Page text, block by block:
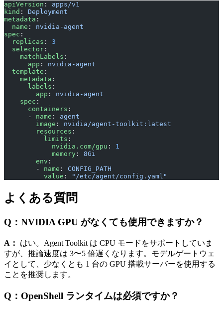
apiVersion : apps/v1
kind : Deployment
metadata :
  name
: nvidia-agent
spec :
  replicas
: 3
  selector
:
    matchLabels
:
      app
: nvidia-agent
  template
:
    metadata
:
      labels
:
        app
: nvidia-agent
    spec
:
      containers
:
      -
name : agent
        image
: nvidia/agent-toolkit:latest
        resources
:
          limits
:
            nvidia.com/gpu
: 1
            memory
: 8Gi
        env
:
        -
name : CONFIG_PATH
          value
: "/etc/agent/config.yaml"
よくある質問
Q：NVIDIA GPU がなくても使用できますか？
A：
はい。Agent Toolkit は CPU モードをサポートしていま
すが、推論速度は 3〜5 倍遅くなります。モデルゲートウェ
イとして、少なくとも 1 台の GPU 搭載サーバーを使用する
ことを推奨します。
Q：OpenShell ランタイムは必須ですか？